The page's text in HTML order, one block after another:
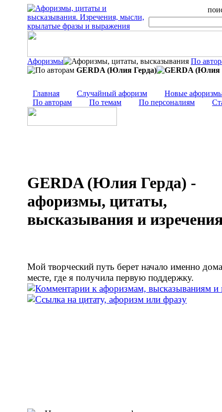
Афоризмы
По
GERDA (Юлия Герда)
Главная Случайный афоризм
Новые
По авторам
По темам По персоналиям
GERDA (Юлия Герда) -
афоризмы, цитаты,
высказывания и
Мой творческий путь берет начало именно
месте, где я получила первую поддержку.